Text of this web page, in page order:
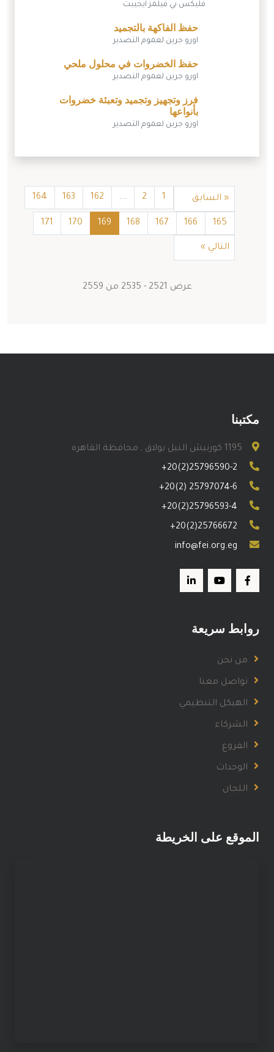
فليكس بي فيلمز ايجيبت
حفظ الفاكهة بالتجميد
اورو جرين لعموم التصدير
حفظ الخضروات في محلول ملحي
اورو جرين لعموم التصدير
فرز وتجهيز وتجميد وتعبئة خضروات
بأنواعها
اورو جرين لعموم التصدير
« السابق 1
2
...
162
163
164
165
166
167
168
169
170
171
التالي »
عرض 2521
-
2535 من 2559
مكتبنا
1195 كورنيش النيل بولاق , محافظة القاهره
+20(2)25796590-2
+20(2) 25797074-6
+20(2)25796593-4
+20(2)25766672
info@fei.org.eg
روابط سريعة
من نحن
تواصل معنا
الهيكل التنظيمي
الشركاء
الفروع
الوحدات
اللجان
الموقع على الخريطة